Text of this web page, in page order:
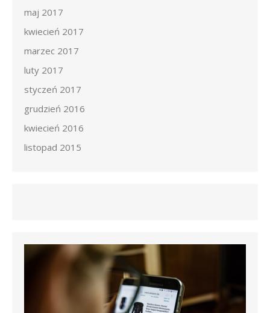
maj 2017
kwiecień 2017
marzec 2017
luty 2017
styczeń 2017
grudzień 2016
kwiecień 2016
listopad 2015